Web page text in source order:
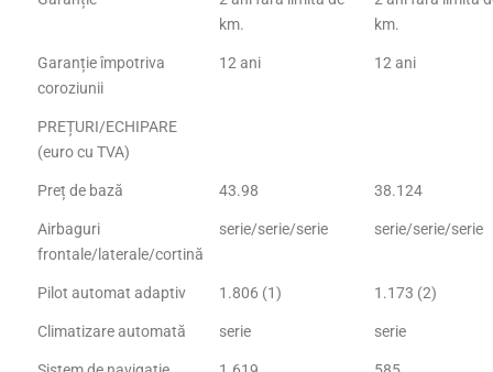
km.
km.
Garanție împotriva
coroziunii
12 ani 12 ani
PREȚURI/ECHIPARE
(euro cu TVA)
Preț de bază 43.98 38.124
Airbaguri
frontale/laterale/cortină
serie/serie/serie serie/serie/serie
Pilot automat adaptiv 1.806 (1) 1.173 (2)
Climatizare automată serie serie